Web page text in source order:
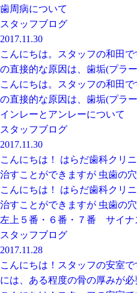
歯周病について
スタッフブログ
2017.11.30
こんにちは。スタッフの和田
の直接的な原因は、歯垢(プラ
こんにちは。スタッフの和田
の直接的な原因は、歯垢(プラ
インレーとアンレーについて
スタッフブログ
2017.11.30
こんにちは！ はらだ歯科クリ
治すことができますが 虫歯の
こんにちは！ はらだ歯科クリ
治すことができますが 虫歯の
左上５番・６番・７番 サイナ
スタッフブログ
2017.11.28
こんにちは！スタッフの安室
には、ある程度の骨の厚みが